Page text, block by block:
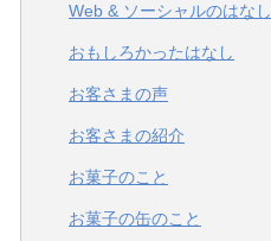
Web & ソーシャルのはなし
おもしろかったはなし
お客さまの声
お客さまの紹介
お菓子のこと
お菓子の缶のこと